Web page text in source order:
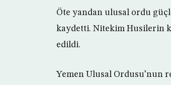
Öte yandan ulusal ordu
kaydetti. Nitekim Husilerin
edildi.
Yemen Ulusal Ordusu’nun